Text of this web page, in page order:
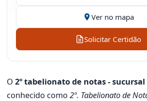
Ver no mapa
Solicitar Certidão
O 2º tabelionato de notas - sucursal
conhecido como 2º. Tabelionato de